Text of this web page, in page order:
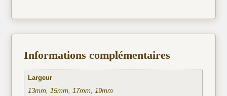
Informations complémentaires
Largeur
13mm, 15mm, 17mm, 19mm